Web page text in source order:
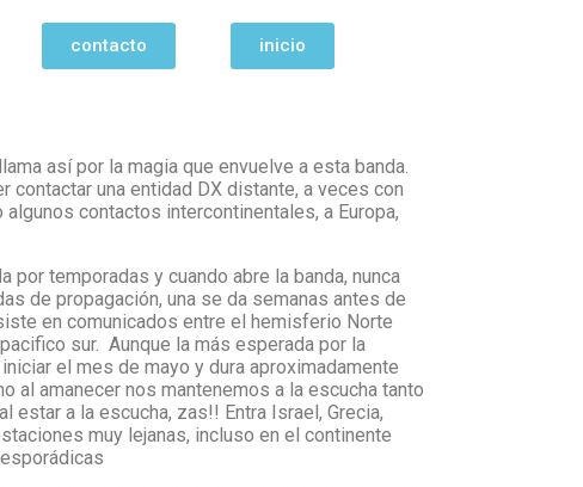
contacto inicio
así por la magia que envuelve a esta banda.
contactar una entidad DX distante, a veces con
contactos intercontinentales, a Europa,
por temporadas y cuando abre la banda, nunca
de propagación, una se da semanas antes de
en comunicados entre el hemisferio Norte
sur. Aunque la más esperada por la
el mes de mayo y dura aproximadamente
al amanecer nos mantenemos a la escucha tanto
a la escucha, zas!! Entra Israel, Grecia,
muy lejanas, incluso en el continente